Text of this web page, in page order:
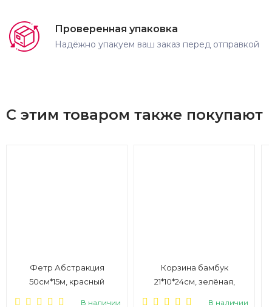
Проверенная упаковка
Надёжно упакуем ваш заказ перед отправкой
С этим товаром также покупают
Фетр Абстракция
50см*15м, красный
В наличии
Корзина бамбук
21*10*24см, зелёная,
В наличии